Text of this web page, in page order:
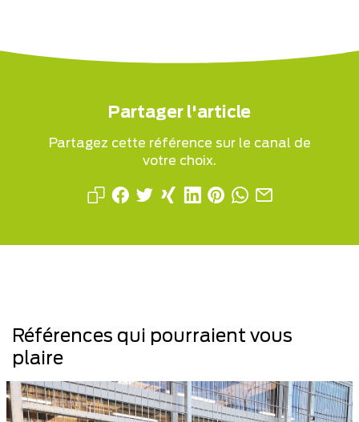
Partager l'article
Partagez cette référence sur le canal de
votre choix.
Références qui pourraient vous
plaire